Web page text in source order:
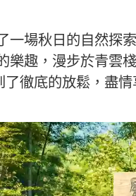
場秋日的自然探
趣，漫步於青雲
徹底的放鬆，盡